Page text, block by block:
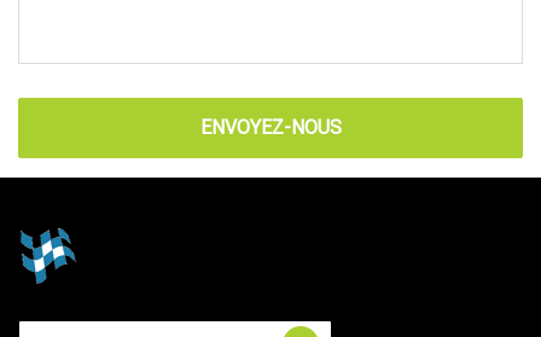
ENVOYEZ-NOUS